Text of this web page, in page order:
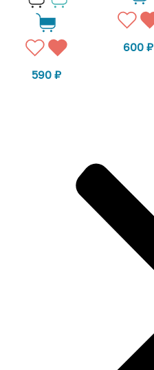
590 ₽
600₽